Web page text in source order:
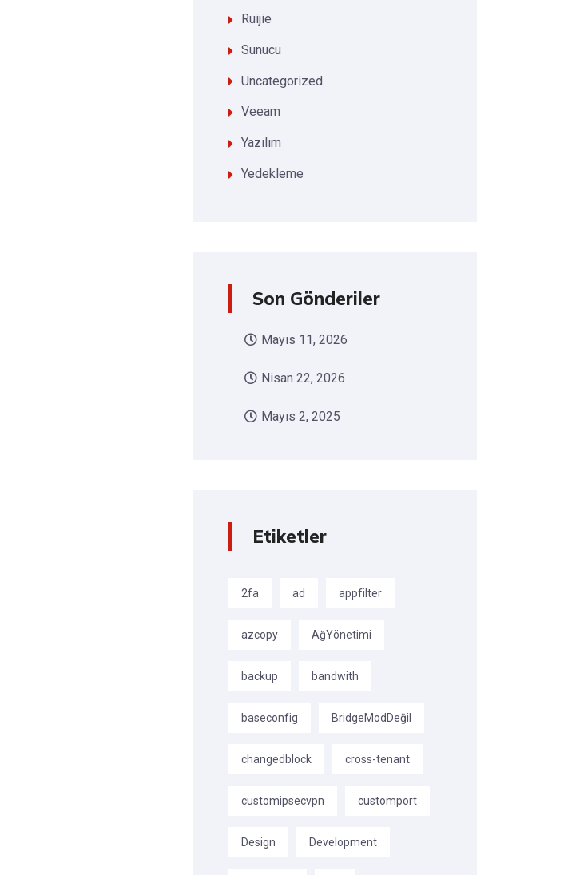
Ruijie
Sunucu
Uncategorized
Veeam
Yazılım
Yedekleme
Son Gönderiler
Mayıs 11, 2026
Nisan 22, 2026
Mayıs 2, 2025
Etiketler
2fa ad appfilter
azcopy AğYönetimi
backup bandwith
baseconfig BridgeModDeğil
changedblock cross-tenant
customipsecvpn customport
Design Development